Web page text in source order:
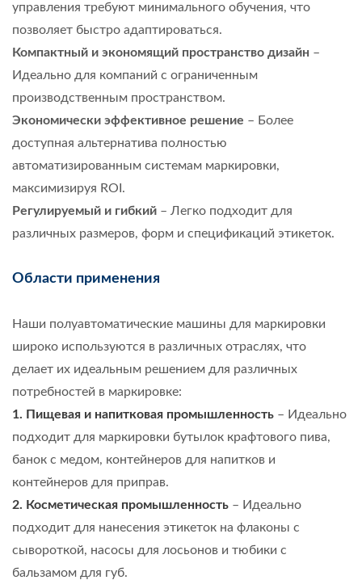
управления требуют минимального обучения, что
позволяет быстро адаптироваться.
Компактный и экономящий пространство дизайн –
Идеально для компаний с ограниченным
производственным пространством.
Экономически эффективное решение – Более
доступная альтернатива полностью
автоматизированным системам маркировки,
максимизируя ROI.
Регулируемый и гибкий – Легко подходит для
различных размеров, форм и спецификаций этикеток.
Области применения
Наши полуавтоматические машины для маркировки
широко используются в различных отраслях, что
делает их идеальным решением для различных
потребностей в маркировке:
1. Пищевая и напитковая промышленность – Идеально
подходит для маркировки бутылок крафтового пива,
банок с медом, контейнеров для напитков и
контейнеров для приправ.
2. Косметическая промышленность – Идеально
подходит для нанесения этикеток на флаконы с
сывороткой, насосы для лосьонов и тюбики с
бальзамом для губ.